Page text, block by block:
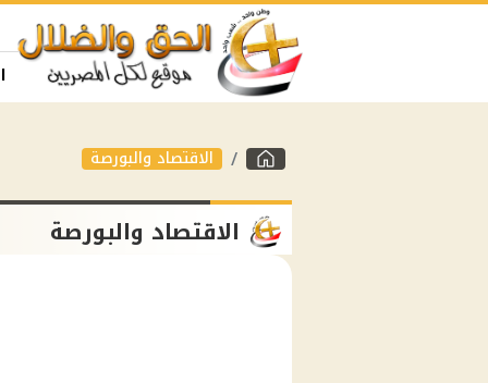
الاقتصاد والبورصة
الاقتصاد والبورصة